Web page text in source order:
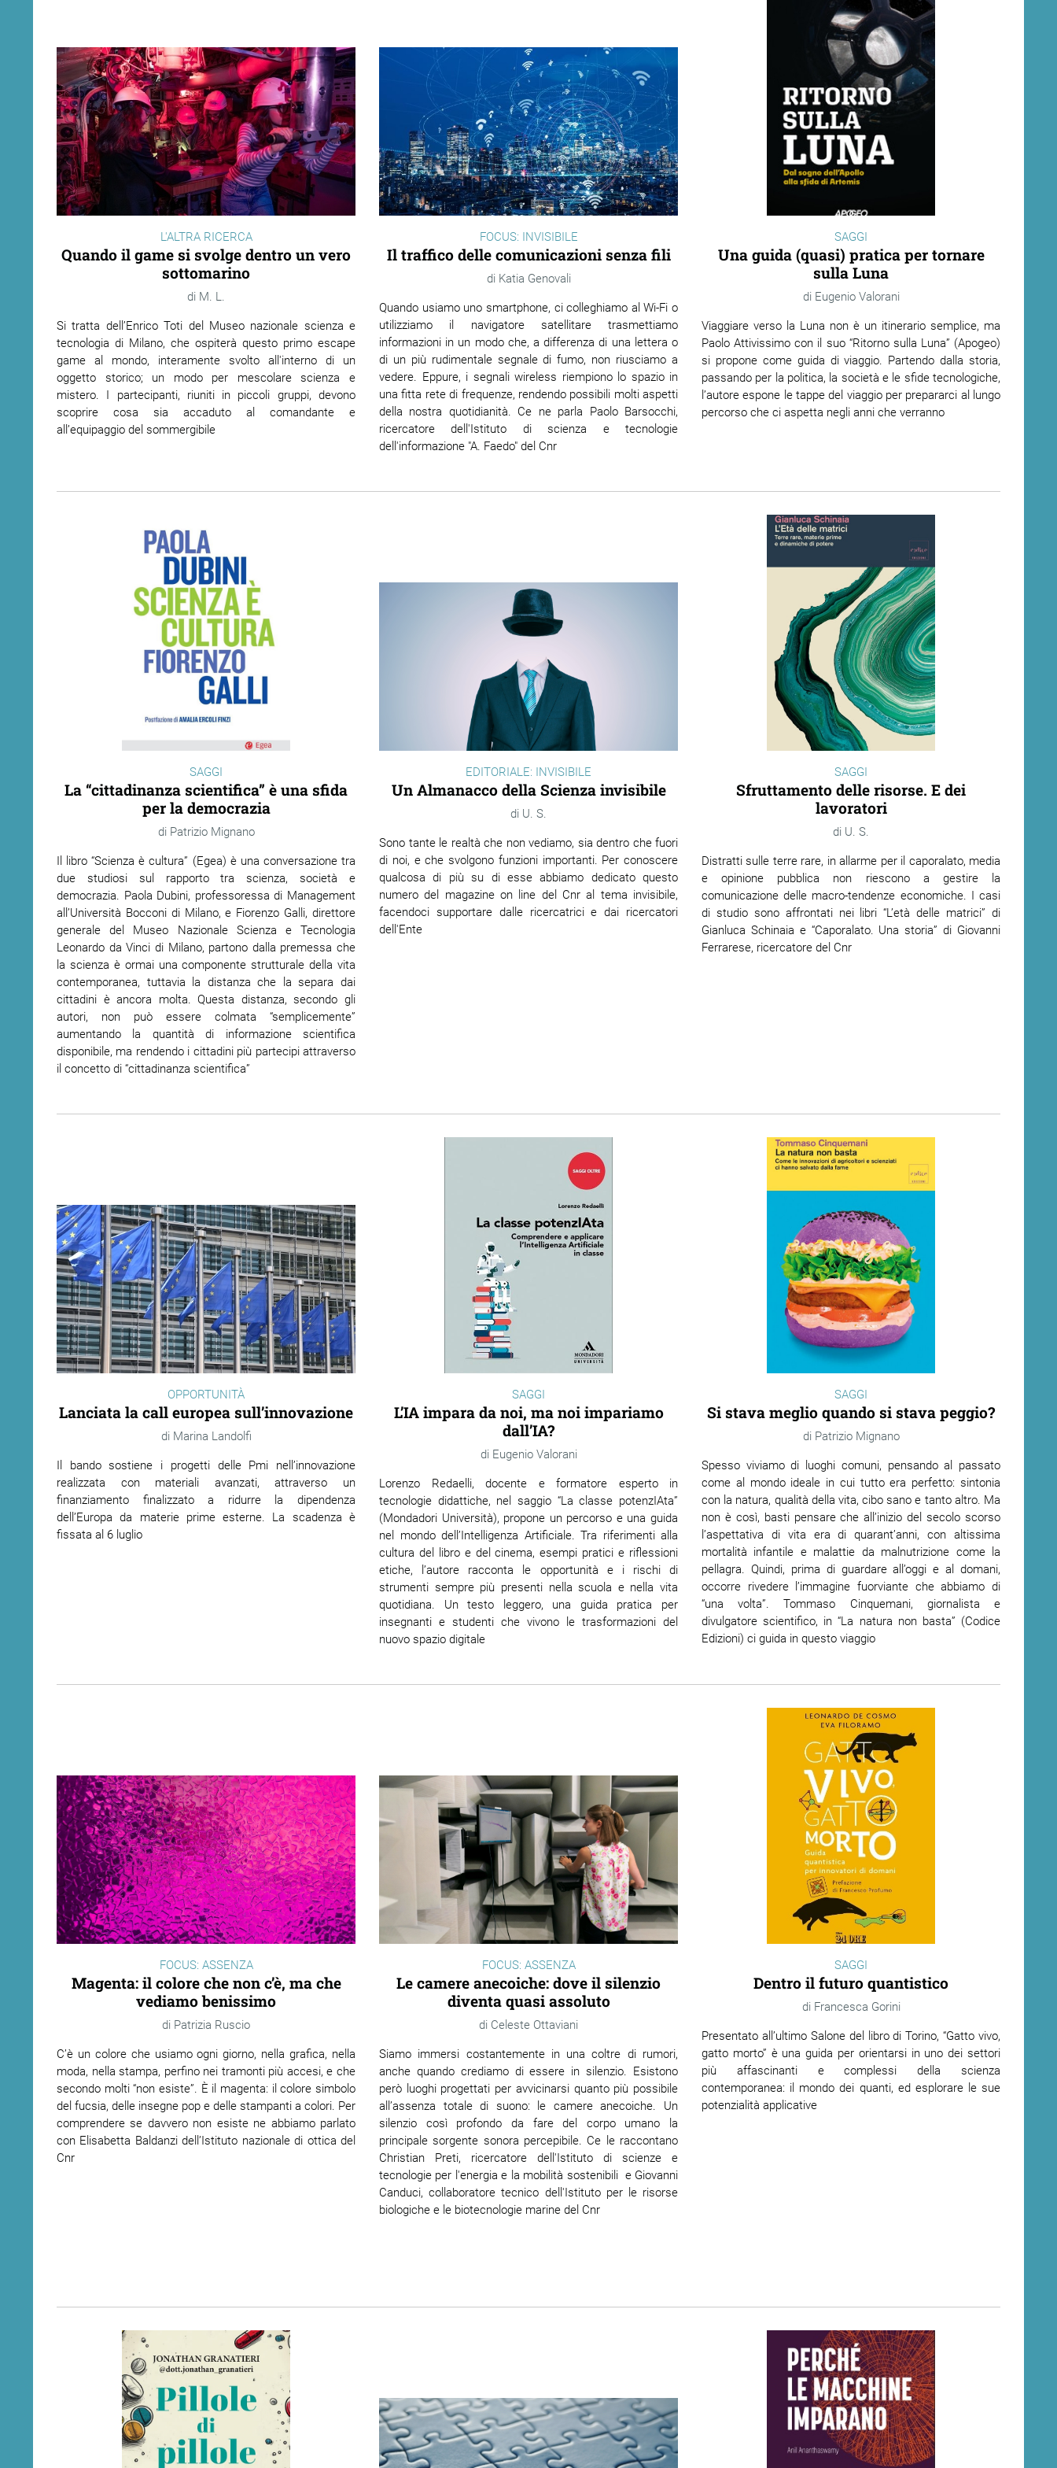
L'ALTRA RICERCA
Quando il game si svolge dentro un vero
sottomarino
M. L.
Si tratta dell’Enrico Toti del Museo nazionale scienza e
tecnologia di Milano, che ospiterà questo primo escape
game al mondo, interamente svolto all'interno di un
oggetto storico; un modo per mescolare scienza e
mistero. I partecipanti, riuniti in piccoli gruppi, devono
scoprire cosa sia accaduto al comandante e
all’equipaggio del sommergibile
FOCUS: INVISIBILE
Il traffico delle comunicazioni senza fili
Katia Genovali
Quando usiamo uno smartphone, ci colleghiamo al Wi-Fi o
utilizziamo il navigatore satellitare trasmettiamo
informazioni in un modo che, a differenza di una lettera o
di un più rudimentale segnale di fumo, non riusciamo a
vedere. Eppure, i segnali wireless riempiono lo spazio in
una fitta rete di frequenze, rendendo possibili molti aspetti
della nostra quotidianità. Ce ne parla Paolo Barsocchi,
ricercatore dell'Istituto di scienza e tecnologie
dell'informazione "A. Faedo" del Cnr
SAGGI
Una guida (quasi) pratica per tornare
sulla Luna
Eugenio Valorani
Viaggiare verso la Luna non è un itinerario semplice, ma
Paolo Attivissimo con il suo “Ritorno sulla Luna” (Apogeo)
si propone come guida di viaggio. Partendo dalla storia,
passando per la politica, la società e le sfide tecnologiche,
l’autore espone le tappe del viaggio per prepararci al lungo
percorso che ci aspetta negli anni che verranno
SAGGI
La “cittadinanza scientifica” è una sfida
per la democrazia
Patrizio Mignano
Il libro “Scienza è cultura” (Egea) è una conversazione tra
due studiosi sul rapporto tra scienza, società e
democrazia. Paola Dubini, professoressa di Management
all’Università Bocconi di Milano, e Fiorenzo Galli, direttore
generale del Museo Nazionale Scienza e Tecnologia
Leonardo da Vinci di Milano, partono dalla premessa che
la scienza è ormai una componente strutturale della vita
contemporanea, tuttavia la distanza che la separa dai
cittadini è ancora molta. Questa distanza, secondo gli
autori, non può essere colmata “semplicemente”
aumentando la quantità di informazione scientifica
disponibile, ma rendendo i cittadini più partecipi attraverso
il concetto di “cittadinanza scientifica”
EDITORIALE: INVISIBILE
Un Almanacco della Scienza invisibile
U. S.
Sono tante le realtà che non vediamo, sia dentro che fuori
di noi, e che svolgono funzioni importanti. Per conoscere
qualcosa di più su di esse abbiamo dedicato questo
numero del magazine on line del Cnr al tema invisibile,
facendoci supportare dalle ricercatrici e dai ricercatori
dell'Ente
SAGGI
Sfruttamento delle risorse. E dei
lavoratori
U. S.
Distratti sulle terre rare, in allarme per il caporalato, media
e opinione pubblica non riescono a gestire la
comunicazione delle macro-tendenze economiche. I casi
di studio sono affrontati nei libri “L’età delle matrici” di
Gianluca Schinaia e “Caporalato. Una storia” di Giovanni
Ferrarese, ricercatore del Cnr
OPPORTUNITÀ
Lanciata la call europea sull’innovazione
Marina Landolfi
Il bando sostiene i progetti delle Pmi nell’innovazione
realizzata con materiali avanzati, attraverso un
finanziamento finalizzato a ridurre la dipendenza
dell’Europa da materie prime esterne. La scadenza è
fissata al 6 luglio
SAGGI
L’IA impara da noi, ma noi impariamo
dall’IA?
Eugenio Valorani
Lorenzo Redaelli, docente e formatore esperto in
tecnologie didattiche, nel saggio “La classe potenzIAta”
(Mondadori Università), propone un percorso e una guida
nel mondo dell’Intelligenza Artificiale. Tra riferimenti alla
cultura del libro e del cinema, esempi pratici e riflessioni
etiche, l’autore racconta le opportunità e i rischi di
strumenti sempre più presenti nella scuola e nella vita
quotidiana. Un testo leggero, una guida pratica per
insegnanti e studenti che vivono le trasformazioni del
nuovo spazio digitale
SAGGI
Si stava meglio quando si stava peggio?
Patrizio Mignano
Spesso viviamo di luoghi comuni, pensando al passato
come al mondo ideale in cui tutto era perfetto: sintonia
con la natura, qualità della vita, cibo sano e tanto altro. Ma
non è così, basti pensare che all’inizio del secolo scorso
l’aspettativa di vita era di quarant’anni, con altissima
mortalità infantile e malattie da malnutrizione come la
pellagra. Quindi, prima di guardare all’oggi e al domani,
occorre rivedere l’immagine fuorviante che abbiamo di
“una volta”. Tommaso Cinquemani, giornalista e
divulgatore scientifico, in “La natura non basta” (Codice
Edizioni) ci guida in questo viaggio
FOCUS: ASSENZA
Magenta: il colore che non c’è, ma che
vediamo benissimo
Patrizia Ruscio
C’è un colore che usiamo ogni giorno, nella grafica, nella
moda, nella stampa, perfino nei tramonti più accesi, e che
secondo molti “non esiste”. È il magenta: il colore simbolo
del fucsia, delle insegne pop e delle stampanti a colori. Per
comprendere se davvero non esiste ne abbiamo parlato
con Elisabetta Baldanzi dell’Istituto nazionale di ottica del
Cnr
FOCUS: ASSENZA
Le camere anecoiche: dove il silenzio
diventa quasi assoluto
Celeste Ottaviani
Siamo immersi costantemente in una coltre di rumori,
anche quando crediamo di essere in silenzio. Esistono
però luoghi progettati per avvicinarsi quanto più possibile
all’assenza totale di suono: le camere anecoiche. Un
silenzio così profondo da fare del corpo umano la
principale sorgente sonora percepibile. Ce le raccontano
Christian Preti, ricercatore dell'Istituto di scienze e
tecnologie per l'energia e la mobilità sostenibili e Giovanni
Canduci, collaboratore tecnico dell'Istituto per le risorse
biologiche e le biotecnologie marine del Cnr
SAGGI
Dentro il futuro quantistico
Francesca Gorini
Presentato all’ultimo Salone del libro di Torino, “Gatto vivo,
gatto morto” è una guida per orientarsi in uno dei settori
più affascinanti e complessi della scienza
contemporanea: il mondo dei quanti, ed esplorare le sue
potenzialità applicative